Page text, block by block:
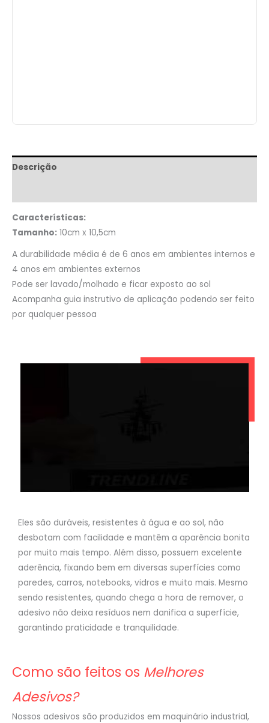
Descrição
Características:
Tamanho: 10cm x 10,5cm
A durabilidade média é de 6 anos em ambientes internos e
4 anos em ambientes externos
Pode ser lavado/molhado e ficar exposto ao sol
Acompanha guia instrutivo de aplicação podendo ser feito
por qualquer pessoa
Eles são duráveis, resistentes à água e ao sol, não
desbotam com facilidade e mantêm a aparência bonita
por muito mais tempo. Além disso, possuem excelente
aderência, fixando bem em diversas superfícies como
paredes, carros, notebooks, vidros e muito mais. Mesmo
sendo resistentes, quando chega a hora de remover, o
adesivo não deixa resíduos nem danifica a superfície,
garantindo praticidade e tranquilidade.
Como são feitos os Melhores
Adesivos?
Nossos adesivos são produzidos em maquinário industrial,